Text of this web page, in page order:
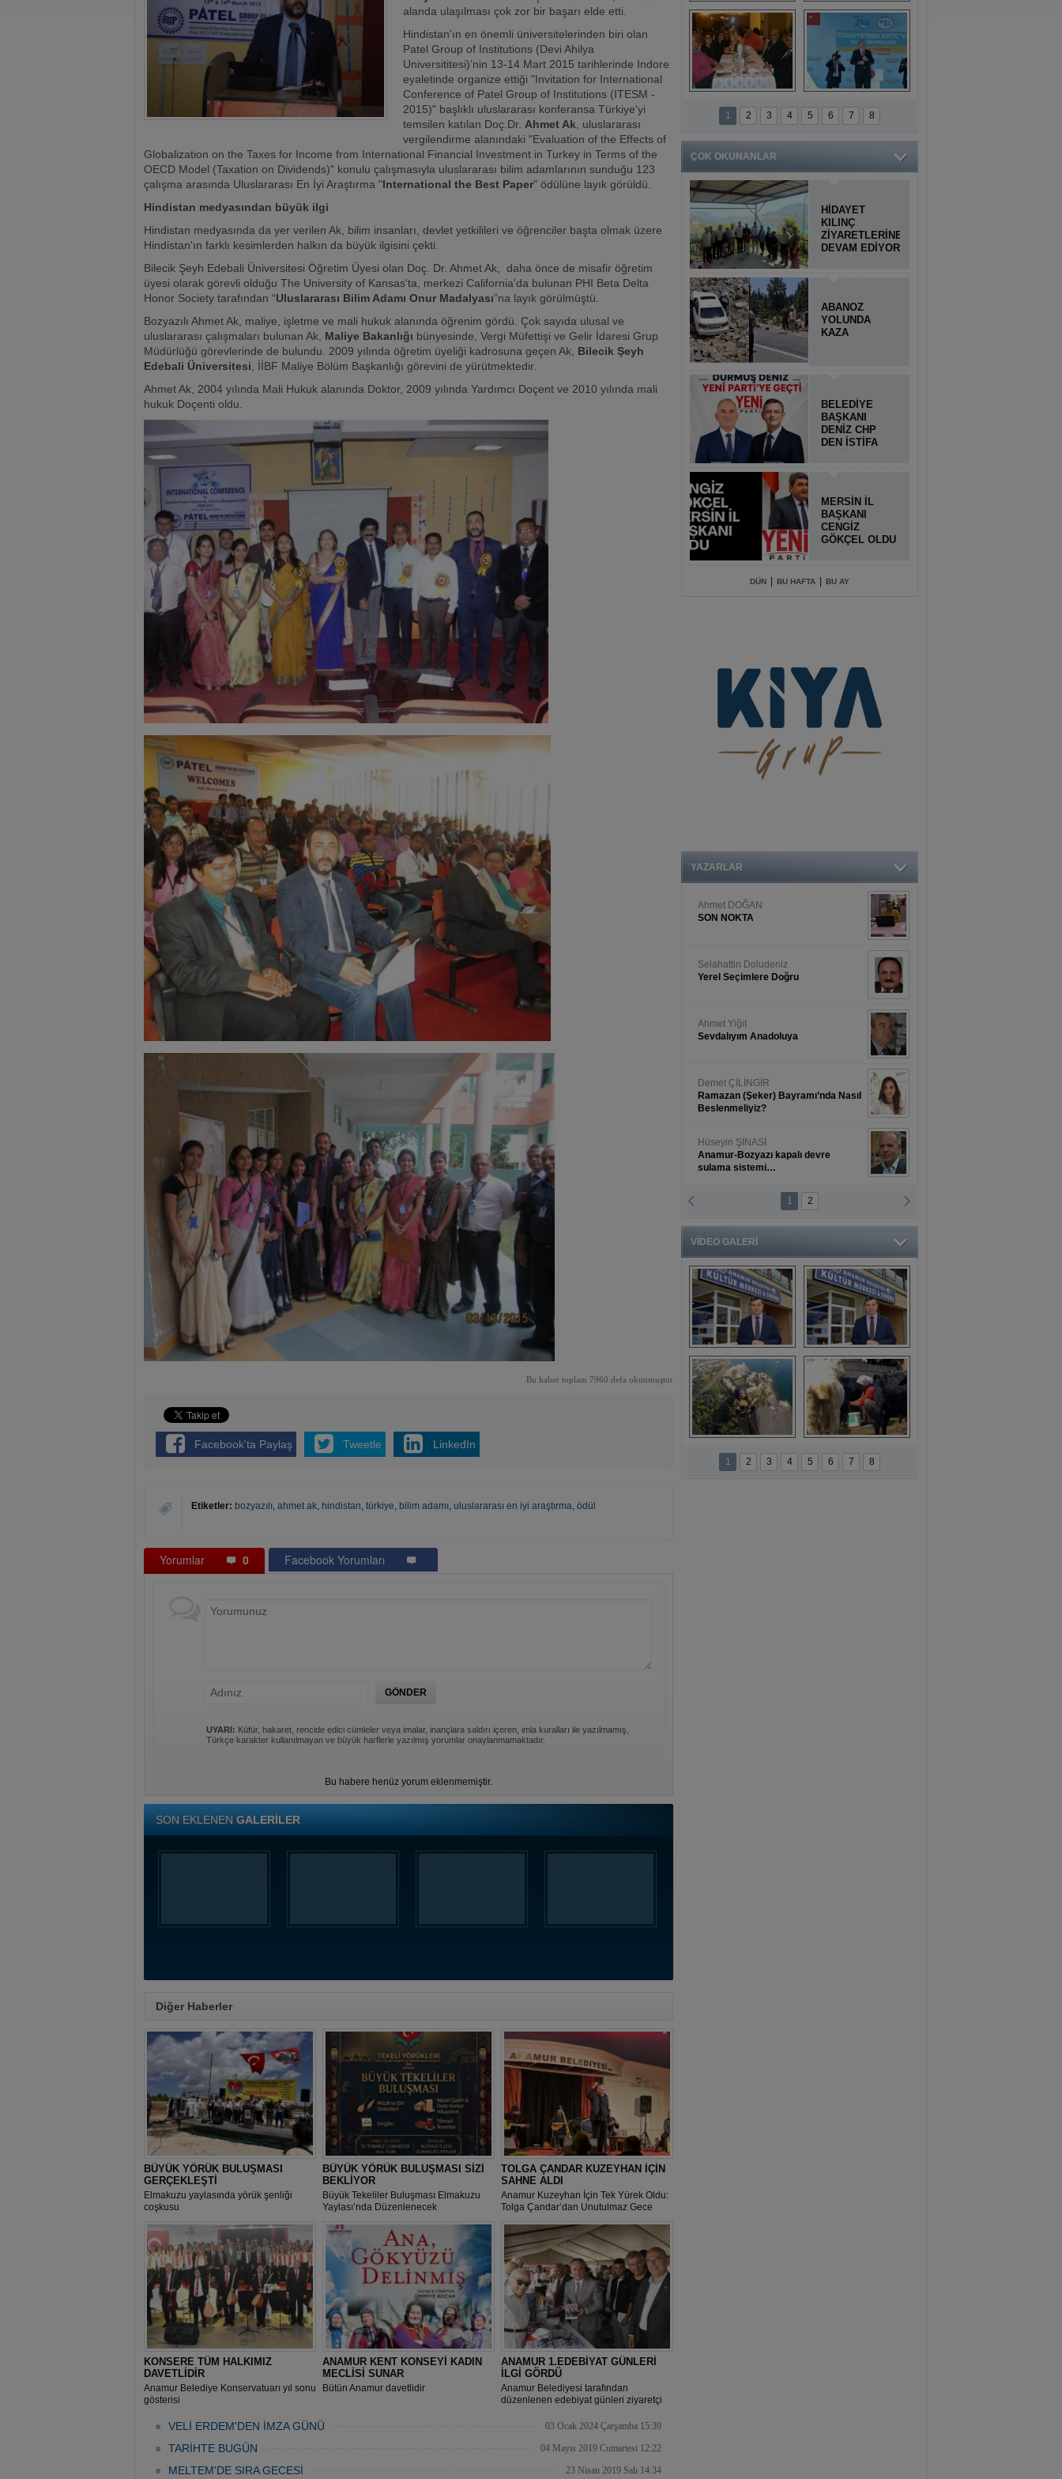
alanda ulaşılması çok zor bir başarı elde etti.
Hindistan'ın en önemli üniversitelerinden biri olan
Patel Group of Institutions (Devi Ahilya
Universititesi)’nin 13-14 Mart 2015 tarihlerinde Indore
eyaletinde organize ettiği "Invitation for International
Conference of Patel Group of Institutions (ITESM -
2015)" başlıklı uluslararası konferansa Türkiye'yi
temsilen katılan Doç.Dr. Ahmet Ak , uluslararası
vergilendirme alanındaki "Evaluation of the Effects of
Globalization on the Taxes for Income from International Financial Investment in Turkey in Terms of the
OECD Model (Taxation on Dividends)" konulu çalışmasıyla uluslararası bilim adamlarının sunduğu 123
çalışma arasında Uluslararası En İyi Araştırma "International the Best Paper" ödülüne layık görüldü.
Hindistan medyasından büyük ilgi
Hindistan medyasında da yer verilen Ak, bilim insanları, devlet yetkilileri ve öğrenciler başta olmak üzere
Hindistan'ın farklı kesimlerden halkın da büyük ilgisini çekti.
Bilecik Şeyh Edebali Üniversitesi Öğretim Üyesi olan Doç. Dr. Ahmet Ak, daha önce de misafir öğretim
üyesi olarak görevli olduğu The University of Kansas'ta, merkezi California'da bulunan PHI Beta Delta
Honor Society tarafından “Uluslararası Bilim Adamı Onur Madalyası”na layık görülmüştü.
Bozyazılı Ahmet Ak, maliye, işletme ve mali hukuk alanında öğrenim gördü. Çok sayıda ulusal ve
uluslararası çalışmaları bulunan Ak, Maliye Bakanlığı bünyesinde, Vergi Müfettişi ve Gelir İdaresi Grup
Müdürlüğü görevlerinde de bulundu. 2009 yılında öğretim üyeliği kadrosuna geçen Ak, Bilecik Şeyh
Edebali Üniversitesi , İİBF Maliye Bölüm Başkanlığı görevini de yürütmektedir.
Ahmet Ak, 2004 yılında Mali Hukuk alanında Doktor, 2009 yılında Yardımcı Doçent ve 2010 yılında mali
hukuk Doçenti oldu.
Bu haber toplam 7960 defa okunmuştur
Facebook'ta Paylaş Tweetle LinkedIn
Etiketler: bozyazılı, ahmet ak, hindistan, türkiye, bilim adamı, uluslararası en iyi araştırma, ödül
Yorumlar 0 Facebook Yorumları
UYARI: Küfür, hakaret, rencide edici cümleler veya imalar, inançlara saldırı içeren, imla kuralları ile yazılmamış,
Türkçe karakter kullanılmayan ve büyük harflerle yazılmış yorumlar onaylanmamaktadır.
Bu habere henüz yorum eklenmemiştir.
SON EKLENEN GALERİLER
Diğer Haberler
BÜYÜK YÖRÜK BULUŞMASI
GERÇEKLEŞTİ
Elmakuzu yaylasında yörük şenliği
coşkusu
BÜYÜK YÖRÜK BULUŞMASI SİZİ
BEKLİYOR
Büyük Tekeliler Buluşması Elmakuzu
Yaylası’nda Düzenlenecek
TOLGA ÇANDAR KUZEYHAN İÇİN
SAHNE ALDI
Anamur Kuzeyhan İçin Tek Yürek Oldu:
Tolga Çandar’dan Unutulmaz Gece
KONSERE TÜM HALKIMIZ
DAVETLİDİR
Anamur Belediye Konservatuarı yıl sonu
gösterisi
ANAMUR KENT KONSEYİ KADIN
MECLİSİ SUNAR
Bütün Anamur davetlidir
ANAMUR 1.EDEBİYAT GÜNLERİ
İLGİ GÖRDÜ
Anamur Belediyesi tarafından
düzenlenen edebiyat günleri ziyaretçi
VELİ ERDEM'DEN İMZA GÜNÜ 03 Ocak 2024 Çarşamba 15:39
TARİHTE BUGÜN 04 Mayıs 2019 Cumartesi 12:22
MELTEM'DE SIRA GECESİ 23 Nisan 2019 Salı 14:34
Titiopolis Antik
Kenti tanıtımı
Doğan Cüceloğlu,
İstanbul’da Mersinli
hemşerileriyle
buluştu
Anamurlular
Buluşması
KKTC’ye Su Temin
Projesi açılışı
1 2 3 4 5 6 7 8
ÇOK OKUNANLAR
HİDAYET
KILINÇ
ZİYARETLERİNE
DEVAM EDİYOR
ABANOZ
YOLUNDA
KAZA
BELEDİYE
BAŞKANI
DENİZ CHP
DEN İSTİFA
MERSİN İL
BAŞKANI
CENGİZ
GÖKÇEL OLDU
DÜN BU HAFTA BU AY
YAZARLAR
Ahmet DOĞAN
SON NOKTA
Selahattin Doludeniz
Yerel Seçimlere Doğru
Ahmet Yiğit
Sevdalıyım Anadoluya
Demet ÇİLİNGİR
Ramazan (Şeker) Bayramı’nda Nasıl
Beslenmeliyiz?
Hüseyin ŞİNASİ
Anamur-Bozyazı kapalı devre
sulama sistemi…
Bünyesinde Bahar Şöleni
1 2
VİDEO GALERİ
Başkan Türe'den
sansür açıklaması
Mahsun
Kırmızıgül’ün
filmine başkan
Mehmet Türe’den
sansür!
paraşütüne ilgi
artıyor
Hatice Gelin
belgeseli
1 2 3 4 5 6 7 8